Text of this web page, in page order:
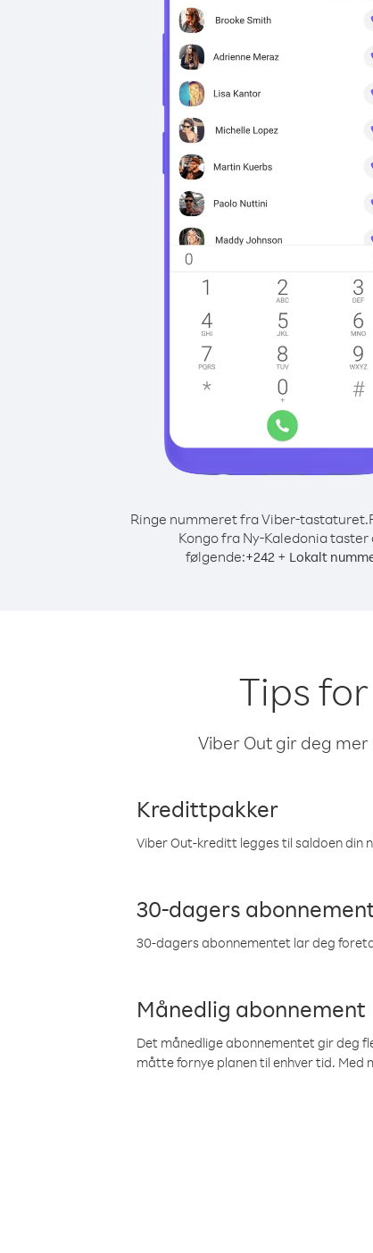
Ringe nummeret fra Viber-tastaturet.
Kongo fra Ny-Kaledonia taster
følgende:+242+ Lokalt
Tips
Viber Out gir deg
Kredittpakker
Viber Out-kreditt legges til saldoen din
30-dagers
30-dagers abonnementet lar deg
Månedlig abonnement
Det månedlige abonnementet gir deg
måtte fornye planen til enhver tid. Med